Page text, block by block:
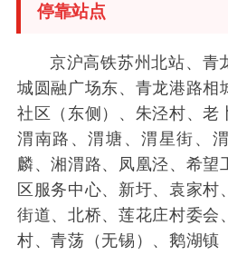
停靠站点
京沪高铁苏州北站、青
城圆融广场东、青龙港路相
社区（东侧）、朱泾村、老
渭南路、渭塘、渭星街、
麟、湘渭路、凤凰泾、希望
区服务中心、新圩、袁家村
街道、北桥、莲花庄村委会
村、青荡（无锡）、鹅湖镇